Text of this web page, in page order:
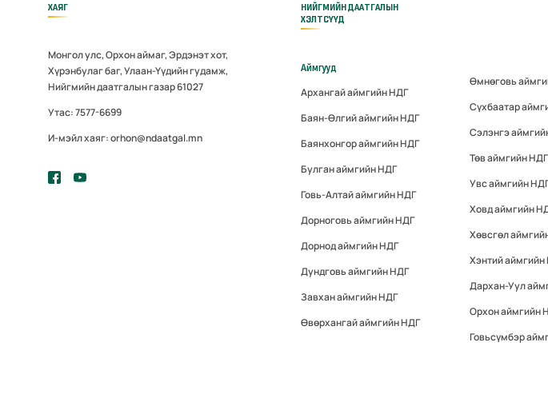
ХАЯГ
Монгол улс, Орхон аймаг, Эрдэнэт хот,
Хүрэнбулаг баг, Улаан-Үүдийн гудамж,
Нийгмийн даатгалын газар 61027
Утас: 7577-6699
И-мэйл хаяг: orhon@ndaatgal.mn
НИЙГМИЙН ДААТГАЛЫН
ХЭЛТСҮҮД
Аймгууд
Архангай аймгийн НДГ
Баян-Өлгий аймгийн НДГ
Баянхонгор аймгийн НДГ
Булган аймгийн НДГ
Говь-Алтай аймгийн НДГ
Дорноговь аймгийн НДГ
Дорнод аймгийн НДГ
Дундговь аймгийн НДГ
Завхан аймгийн НДГ
Өвөрхангай аймгийн НДГ
Өмнөговь
Сүхбаатар
Сэлэнгэ
Төв аймгийн НДГ
Увс аймгийн
Ховд аймгийн
Хөвсгөл
Хэнтий
Дархан-Уул
Орхон аймгийн
Говьсүмбэр